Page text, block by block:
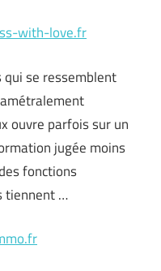
with-love.fr
qui se ressemblent
ouvre parfois sur un
jugée moins
fonctions
tiennent …